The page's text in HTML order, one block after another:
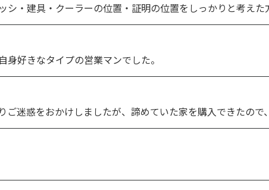
シ・建具・クーラーの位置・証明の位置をしっかりと考え
身好きなタイプの営業マンでした。
ご迷惑をおかけしましたが、諦めていた家を購入できたので